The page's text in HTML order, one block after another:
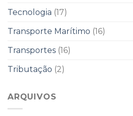
Tecnologia (17)
Transporte Marítimo (16)
Transportes (16)
Tributação (2)
ARQUIVOS